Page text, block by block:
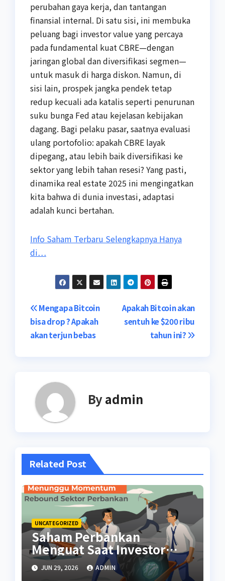
perubahan gaya kerja, dan tantangan
finansial internal. Di satu sisi, ini membuka
peluang bagi investor value yang percaya
pada fundamental kuat CBRE—dengan
jaringan global dan diversifikasi segmen—
untuk masuk di harga diskon. Namun, di
sisi lain, prospek jangka pendek tetap
redup kecuali ada katalis seperti penurunan
suku bunga Fed atau kejelasan kebijakan
dagang. Bagi pelaku pasar, saatnya evaluasi
ulang portofolio: apakah CBRE layak
dipegang, atau lebih baik diversifikasi ke
sektor yang lebih tahan resesi? Yang pasti,
dinamika real estate 2025 ini mengingatkan
kita bahwa di dunia investasi, adaptasi
adalah kunci bertahan.
Info Saham Terbaru Selengkapnya Hanya
di…
Post
navigation
Apakah Bitcoin akan
sentuh ke $200 ribu
tahun ini?
Mengapa Bitcoin
bisa drop ? Apakah
akan terjun bebas
Byadmin
Related Post
UNCATEGORIZED
Saham Perbankan
Menguat Saat Investor
Kembali Aktif
JUN 29, 2026 ADMIN